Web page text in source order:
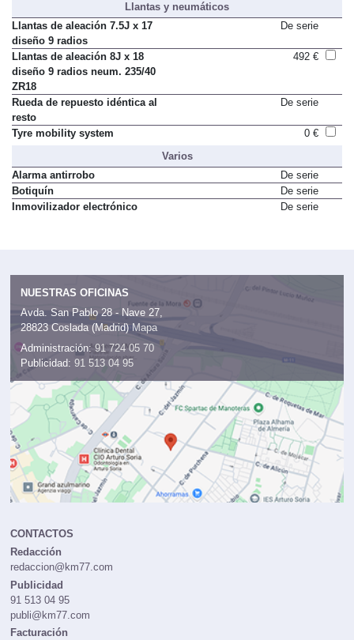
Llantas y neumáticos
Llantas de aleación 7.5J x 17
diseño 9 radios
De serie
Llantas de aleación 8J x 18
diseño 9 radios neum. 235/40
ZR18
492 €
Rueda de repuesto idéntica al
resto
De serie
Tyre mobility system
0 €
Varios
Alarma antirrobo
De serie
Botiquín
De serie
Inmovilizador electrónico
De serie
NUESTRAS OFICINAS
Avda. San Pablo 28 - Nave 27,
28823 Coslada (Madrid) Mapa
Administración: 91 724 05 70
Publicidad: 91 513 04 95
CONTACTOS
Redacción
redaccion@km77.com
Publicidad
91 513 04 95
publi@km77.com
Facturación